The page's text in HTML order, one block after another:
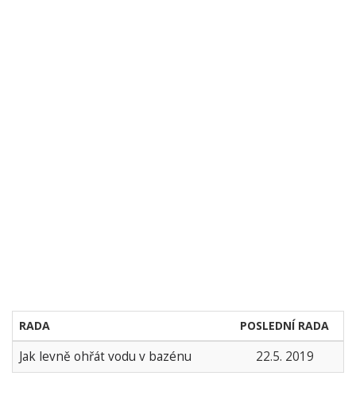
RADA POSLEDNÍ RADA
Jak levně ohřát vodu v bazénu 22.5. 2019